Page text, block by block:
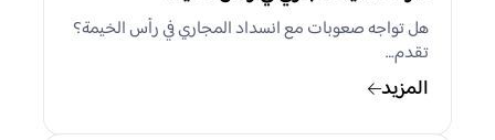
هل تواجه صعوبات مع انسداد المجاري في رأس الخيمة؟
تقدم…
المزيد